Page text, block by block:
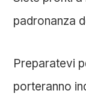
padronanza
Preparatevi
porteranno